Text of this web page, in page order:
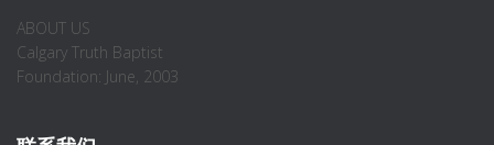
ABOUT US
Calgary Truth Baptist
Foundation: June, 2003